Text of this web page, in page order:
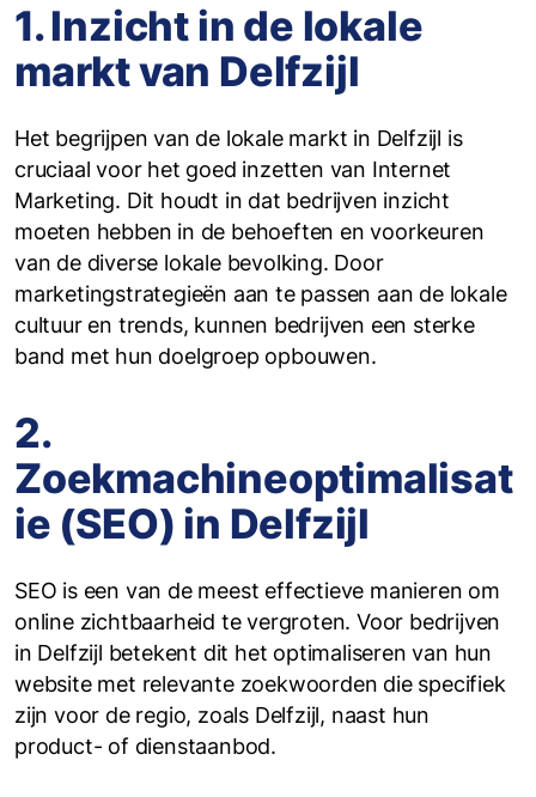
1. Inzicht in de lokale
markt van Delfzijl
Het begrijpen van de lokale markt in Delfzijl is
cruciaal voor het goed inzetten van Internet
Marketing. Dit houdt in dat bedrijven inzicht
moeten hebben in de behoeften en voorkeuren
van de diverse lokale bevolking. Door
marketingstrategieën aan te passen aan de lokale
cultuur en trends, kunnen bedrijven een sterke
band met hun doelgroep opbouwen.
2.
Zoekmachineoptimalisat
ie (SEO) in Delfzijl
SEO is een van de meest effectieve manieren om
online zichtbaarheid te vergroten. Voor bedrijven
in Delfzijl betekent dit het optimaliseren van hun
website met relevante zoekwoorden die specifiek
zijn voor de regio, zoals Delfzijl, naast hun
product- of dienstaanbod.